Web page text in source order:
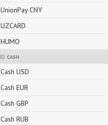
UnionPay CNY
UZCARD
HUMO
CASH
Cash USD
Cash EUR
Cash GBP
Cash RUB